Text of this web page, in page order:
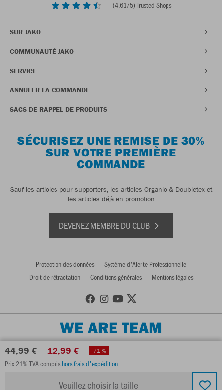
44,99 € 12,99 € -71 %
Prix 21% TVA compris hors frais d'expédition
Veuillez choisir la taille
(4,61/5) Trusted Shops
SUR JAKO
COMMUNAUTÉ JAKO
SERVICE
ANNULER LA COMMANDE
SACS DE RAPPEL DE PRODUITS
SÉCURISEZ UNE REMISE DE 30%
SUR VOTRE PREMIÈRE
COMMANDE
Sauf les articles pour supporters, les articles Organic & Doubletex et
les articles déjà en promotion
DEVENEZ MEMBRE DU CLUB
Protection des données
Système d'Alerte Professionnelle
Droit de rétractation
Conditions générales Mentions légales
WE ARE TEAM